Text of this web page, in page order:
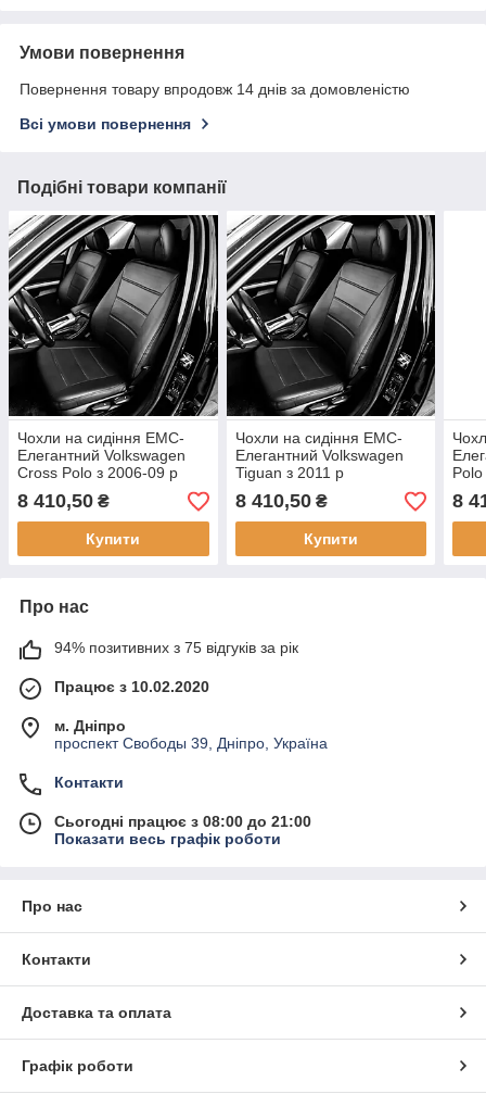
Умови повернення
Повернення товару впродовж 14 днів за домовленістю
Всі умови повернення
Подібні товари компанії
Чохли на сидіння EMC-
Елегантний Volkswagen
Cross Polo з 2006-09 р
8 410,50 ₴
Купити
Чохли на сидіння EMC-
Елегантний Volkswagen
Tiguan з 2011 р
8 410,50₴
Купити
8
Про нас
94% позитивних з 75 відгуків за рік
Працює з 10.02.2020
м. Дніпро
проспект Свободы 39, Дніпро, Україна
Контакти
Сьогодні працює з 08:00 до 21:00
Показати весь графік роботи
Про нас
Контакти
Доставка та оплата
Графік роботи